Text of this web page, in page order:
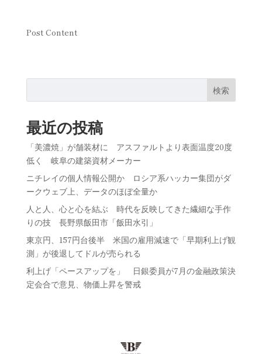
Post Content
検索
最近の投稿
「美濃焼」が舗装材に アスファルトより表面温度20度
低く 岐阜の建築資材メーカー
ニチレイの個人情報公開か ロシア系ハッカー集団がダ
ークウェブ上、データのほぼ全量か
人と人、心と心を結ぶ 時代を反映してきた繊細な手作
りの技 長野県飯田市「飯田水引」
東京円、157円台後半 米国の雇用減速で「早期利上げ観
測」が後退してドルが売られる
利上げ「ペースアップを」 日銀委員が7月の金融政策決
定会合で意見、物価上昇を警戒